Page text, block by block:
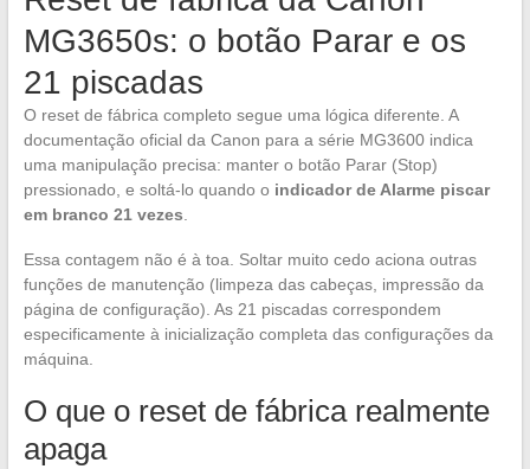
MG3650s: o botão Parar e os
21 piscadas
O reset de fábrica completo segue uma lógica diferente. A
documentação oficial da Canon para a série MG3600 indica
uma manipulação precisa: manter o botão Parar (Stop)
pressionado, e soltá-lo quando o indicador de Alarme piscar
em branco 21 vezes
Essa contagem não é à toa. Soltar muito cedo aciona outras
funções de manutenção (limpeza das cabeças, impressão da
página de configuração). As 21 piscadas correspondem
especificamente à inicialização completa das configurações da
máquina.
O que o reset de fábrica realmente
apaga